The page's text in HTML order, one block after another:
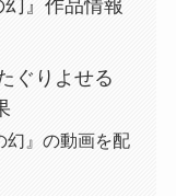
ぐりよせる
幻』の動画を配